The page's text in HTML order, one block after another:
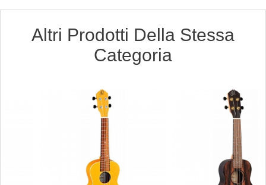
Altri Prodotti Della Stessa
Categoria